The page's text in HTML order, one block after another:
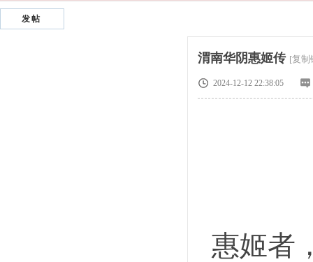
发帖
渭南华阴惠姬传 [复制
2024-12-12 22:38:05
惠姬者